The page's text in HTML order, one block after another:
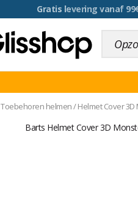
voor een 100
Toebehoren helmen/Helmet Cover